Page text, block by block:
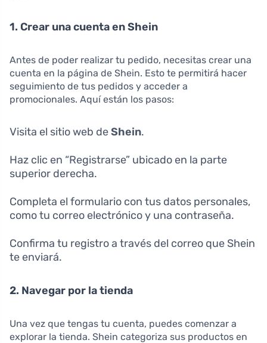
1. Crear una cuenta en Shein
Antes de poder realizar tu pedido, necesitas crear una
cuenta en la página de Shein. Esto te permitirá hacer
seguimiento de tus pedidos y acceder a
promocionales. Aquí están los pasos:
Visita el sitio web deShein.
Haz clic en “Registrarse” ubicado en la parte
superior derecha.
Completa el formulario con tus datos personales,
como tu correo electrónico y una contraseña.
Confirma tu registro a través del correo que Shein
te enviará.
2. Navegar por la tienda
Una vez que tengas tu cuenta, puedes comenzar a
explorar la tienda. Shein categoriza sus productos en